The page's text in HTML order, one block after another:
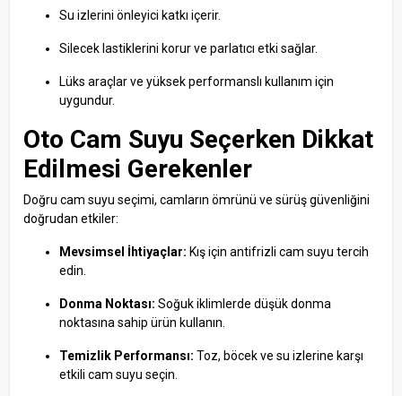
Su izlerini önleyici katkı içerir.
Silecek lastiklerini korur ve parlatıcı etki sağlar.
Lüks araçlar ve yüksek performanslı kullanım için
uygundur.
Oto Cam Suyu Seçerken Dikkat
Edilmesi Gerekenler
Doğru cam suyu seçimi, camların ömrünü ve sürüş güvenliğini
doğrudan etkiler:
Mevsimsel İhtiyaçlar: Kış için antifrizli cam suyu tercih
edin.
Donma Noktası: Soğuk iklimlerde düşük donma
noktasına sahip ürün kullanın.
Temizlik Performansı: Toz, böcek ve su izlerine karşı
etkili cam suyu seçin.